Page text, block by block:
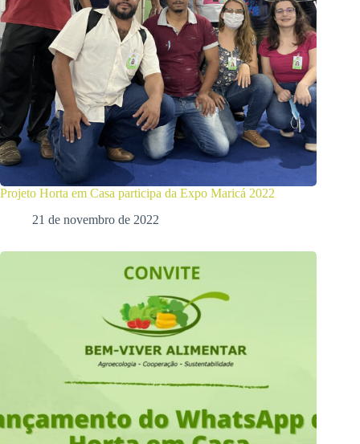
Projeto Horta em Casa participa da Expo Maricá 2022
21 de novembro de 2022